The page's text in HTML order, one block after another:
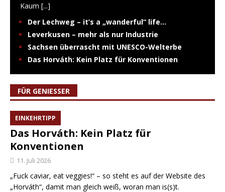
Kaum [...]
Der Lechweg – it’s a „wanderful“ life…
Leverkusen – mehr als nur Industrie
Sachsen überrascht mit UNESCO-Welterbe
Das Horváth: Kein Platz für Konventionen
FÜR GENIESSER
EINKEHRTIPP
Das Horváth: Kein Platz für
Konventionen
11. Juli 2026
„Fuck caviar, eat veggies!“ – so steht es auf der Website des
„Horváth“, damit man gleich weiß, woran man is(s)t.